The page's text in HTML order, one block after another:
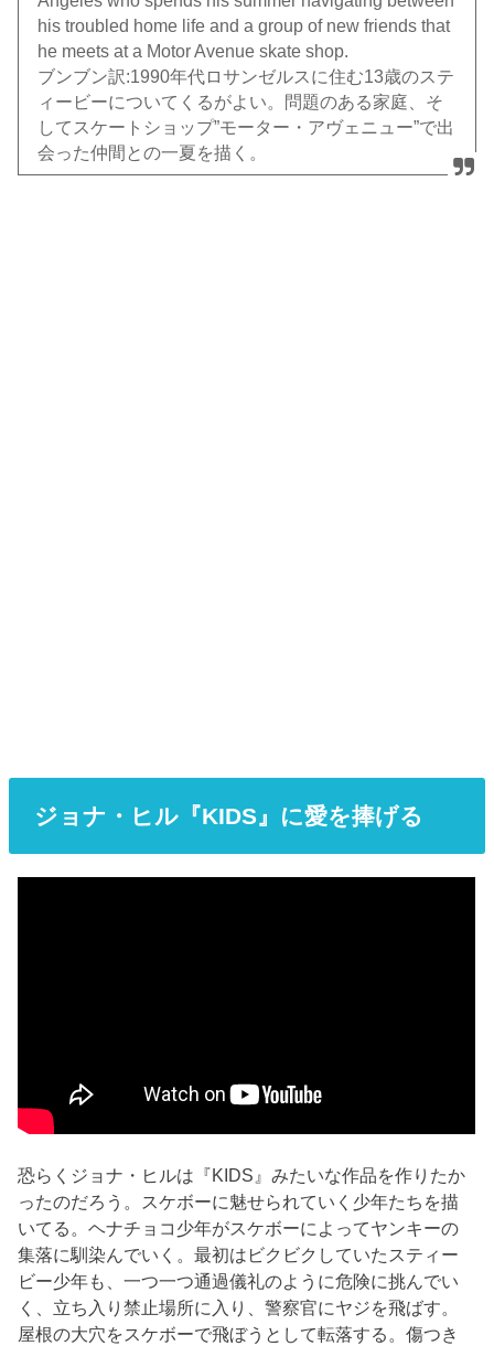
his troubled home life and a group of new friends that
he meets at a Motor Avenue skate shop.
ブンブン訳:1990年代ロサンゼルスに住む13歳のステ
ィービーについてくるがよい。問題のある家庭、そ
してスケートショップ”モーター・アヴェニュー”で出
会った仲間との一夏を描く。
ジョナ・ヒル『KIDS』に愛を捧げる
恐らくジョナ・ヒルは『KIDS』みたいな作品を作りたか
ったのだろう。スケボーに魅せられていく少年たちを描
いてる。ヘナチョコ少年がスケボーによってヤンキーの
集落に馴染んでいく。最初はビクビクしていたスティー
ビー少年も、一つ一つ通過儀礼のように危険に挑んでい
く、立ち入り禁止場所に入り、警察官にヤジを飛ばす。
屋根の大穴をスケボーで飛ぼうとして転落する。傷つき